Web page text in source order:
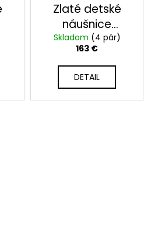
Zlaté detské
náušnice
2318/Z/B
Skladom (4 pár)
163 €
DETAIL